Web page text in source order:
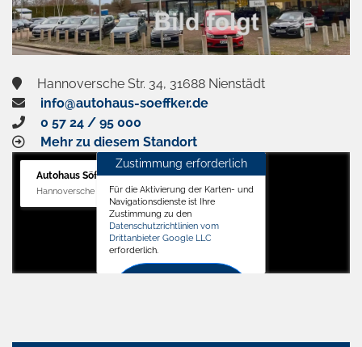
Hannoversche Str. 34, 31688 Nienstädt
info@autohaus-soeffker.de
0 57 24 / 95 000
Mehr zu diesem Standort
Autohaus Söffker GmbH
Hannoversche Str. 34, 31688 Nienstädt
Zustimmung erforderlich
Für die Aktivierung der Karten- und
Navigationsdienste ist Ihre
Zustimmung zu den
Datenschutzrichtlinien vom
Drittanbieter Google LLC
erforderlich.